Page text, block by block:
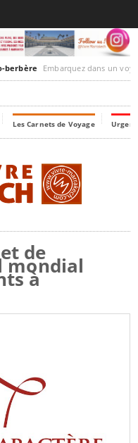
Embarquez dans un voyage culturel dans le
Les Carnets de Voyage
de
mondial
à